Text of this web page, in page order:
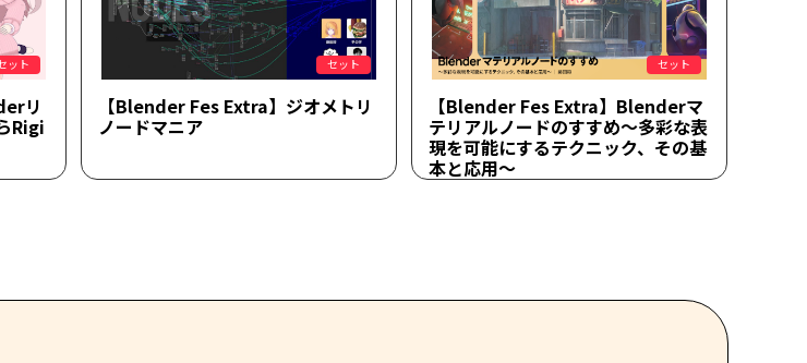
ット
リ
Rigi
セット
【Blender Fes Extra】ジオメトリ
ノードマニア
セット
【Blender Fes Extra】Blenderマ
テリアルノードのすすめ～多彩な表
現を可能にするテクニック、その基
本と応用～